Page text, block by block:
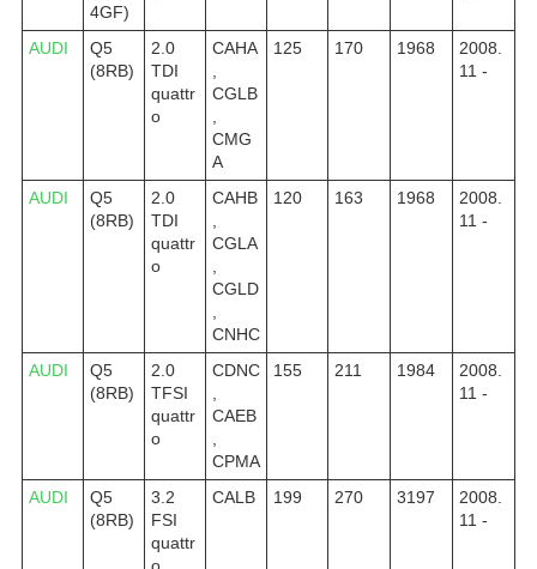
4GF)
AUDI
Q5
(8RB)
2.0
TDI
quattr
o
CAHA
CGLB
CMG
A
125 170 1968
2008.
11 -
AUDI
Q5
(8RB)
2.0
TDI
quattr
o
CAHB
CGLA
CGLD
CNHC
120 163 1968
2008.
11 -
AUDI
Q5
(8RB)
2.0
TFSI
quattr
o
CDNC
CAEB
CPMA
155 211 1984
2008.
11 -
AUDI
Q5
(8RB)
3.2
FSI
quattr
o
CALB 199 270 3197
2008.
11 -